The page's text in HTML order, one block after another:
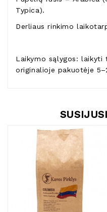
Typica).
Derliaus rinkimo
Laikymo sąlygos: laikyti
originalioje pakuotėje